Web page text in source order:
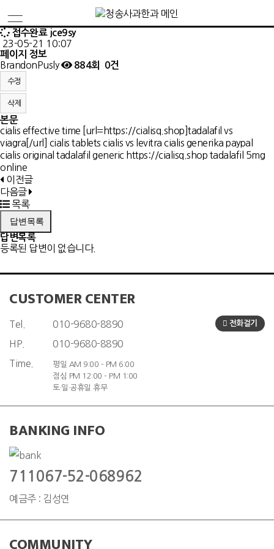
접수완료 jce9sy
23-05-21 10:07
페이지 정보
BrandonPusly 884회 0건
수정
삭제
본문
cialis effective time [url=https://cialisq.shop]tadalafil vs
viagra[/url] cialis tablets cialis vs levitra cialis generika paypal
cialis original tadalafil generic https://cialisq.shop tadalafil 5mg
online
이전글
다음글
목록
답변목록
답변목록
등록된 답변이 없습니다.
CUSTOMER CENTER
Tel. 010-9680-8890 전화걸기
HP.
010-9680-8890
Time.
평일 AM 9:00 - PM 6:00
점심 PM 12:00 - PM 1:00
토·일·공휴일 휴무
BANKING INFO
711067-52-068962
예금주 : 김성연